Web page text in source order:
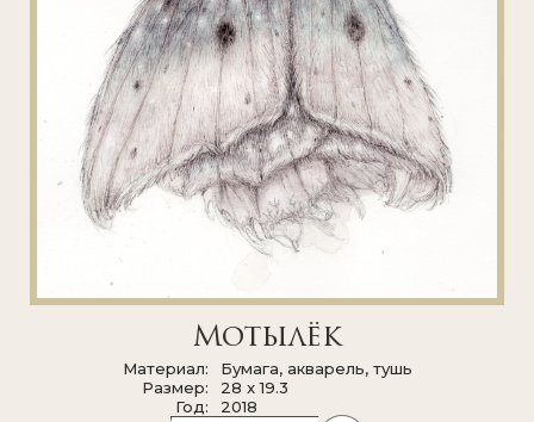
Мотылёк
Материал
Бумага, акварель, тушь
Размер
28 x 19.3
Год
2018